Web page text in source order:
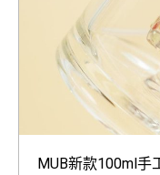
MUB新款100ml手